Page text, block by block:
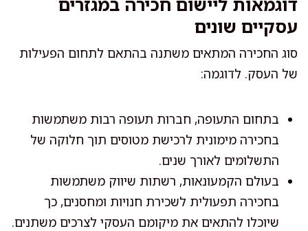
עסקיים שונים
סוג החכירה המתאים משתנה בהתאם לתחום הפעילות
של העסק. לדוגמה:
בתחום התעופה, חברות תעופה רבות משתמשות
בחכירה מימונית לרכישת מטוסים תוך חלוקה של
התשלומים לאורך שנים.
בעולם הקמעונאות, רשתות שיווק משתמשות
בחכירה תפעולית לשכירת חנויות ומחסנים, כך
שיוכלו להתאים את מיקומם העסקי לצרכים משתנים.